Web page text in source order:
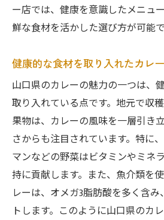
ー店では、健康を意識したメニュ
鮮な食材を活かした選び方が可能で
健康的な食材を取り入れたカレ
山口県のカレーの魅力の一つは、
取り入れている点です。地元で収
果物は、カレーの風味を一層引き
さからも注目されています。特に
マンなどの野菜はビタミンやミネ
持に貢献します。また、魚介類を
レーは、オメガ3脂肪酸を多く含
トします。このように山口県のカ